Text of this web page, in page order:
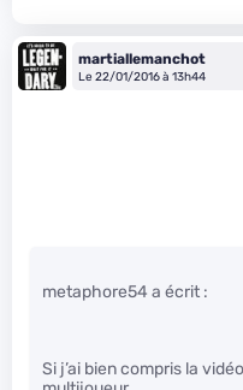
martiallemanchot
Le 22/01/2016 à 13h44
metaphore54 a écrit :
Si j’ai bien compris la